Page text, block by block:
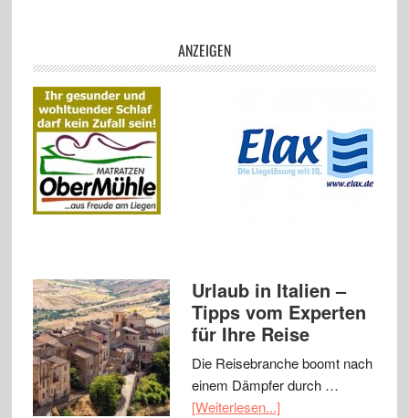
ANZEIGEN
Urlaub in Italien –
Tipps vom Experten
für Ihre Reise
Die Reisebranche boomt nach
einem Dämpfer durch …
[Weiterlesen...]